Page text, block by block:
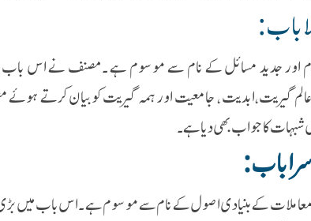
باب :
اور جدید مسائل کے نام سے موسوم ہے ۔مصنف نے اس
گیریت ،ابدیت ، جامعیت اور ہمہ گیریت کو بیان کرتے
کا جواب بھی دیا ہے ۔
باب :
معاملات کے بنیادی اصول کے نام سے موسوم ہے ۔اس باب میں